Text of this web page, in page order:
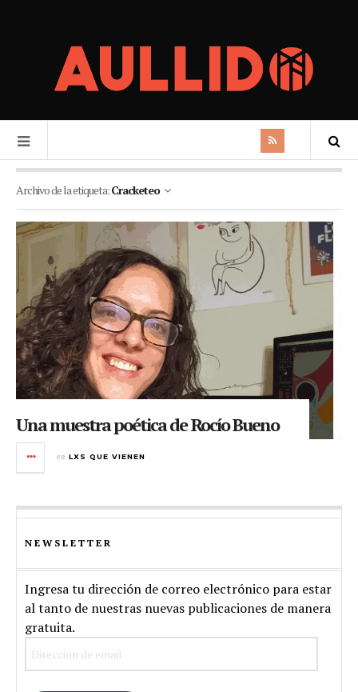
Archivo de la etiqueta:Cracketeo
Una muestra poética de Rocío Bueno
en LXS QUE VIENEN
NEWSLETTER
Ingresa tu dirección de correo electrónico para estar
al tanto de nuestras nuevas publicaciones de manera
gratuita.